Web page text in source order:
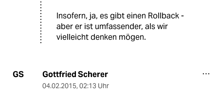
Insofern, ja, es gibt einen Rollback -
aber er ist umfassender, als wir
vielleicht denken mögen.
GS Gottfried Scherer
04.02.2015, 02:13 Uhr